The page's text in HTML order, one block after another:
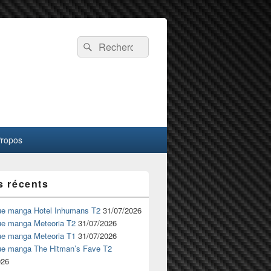
Recherche :
Rechercher
récents
manga Hotel Inhumans T2 31/07/2026
manga Meteoria T2 31/07/2026
manga Meteoria T1 31/07/2026
manga The Hitman’s Fave T2